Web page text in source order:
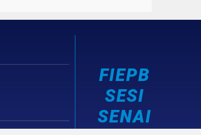
FIEPB
SESI
SENAI